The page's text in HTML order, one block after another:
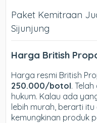
Paket Kemitraan
Sijunjung
Harga British
Harga resmi British
250.000/botol.
hukum. Kalau ada
lebih murah, berarti
kemungkinan produk